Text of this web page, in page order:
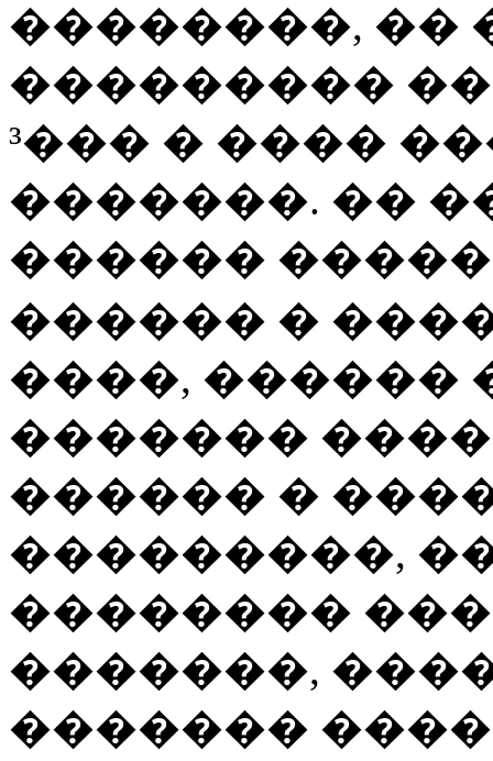
��������, ��
���������
³��� � ����
�������. ��
������
������ �
����, ������
�������
������ �
���������,
��������
�������,
�������